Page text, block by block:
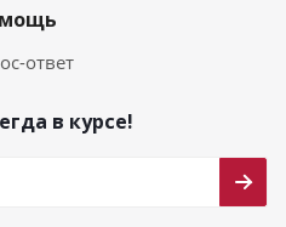
ответ
в курсе!